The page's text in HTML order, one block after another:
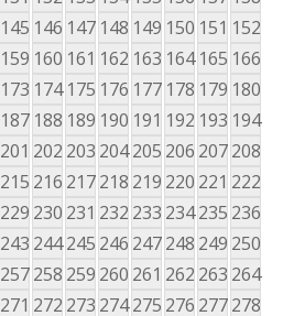
145 146 147 148 149 150 151 152
159 160 161 162 163 164 165 166
173 174 175 176 177 178 179 180
187 188 189 190 191 192 193 194
201 202 203 204205 206 207208
215 216 217218 219 220 221 222
229 230 231 232 233 234235 236
243 244245 246 247248 249 250
257258 259 260 261 262 263 264
271 272 273 274275 276 277278